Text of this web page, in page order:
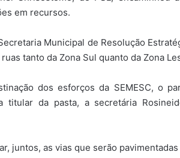
em recursos.
Municipal de Resolução
tanto da Zona Sul quanto da Zona
dos esforços da SEMESC, o
titular da pasta, a secretária
juntos, as vias que serão